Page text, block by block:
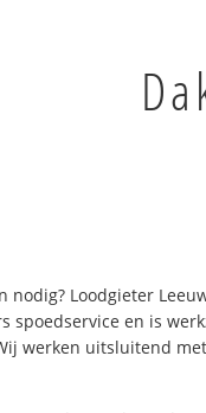
nodig? Loodgieter
spoedservice en is
werken uitsluitend